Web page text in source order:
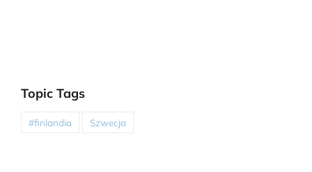
Topic Tags
#finlandia Szwecja